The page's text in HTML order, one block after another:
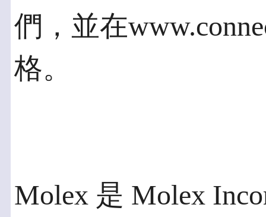
們，並在
格。
Molex 是 Molex